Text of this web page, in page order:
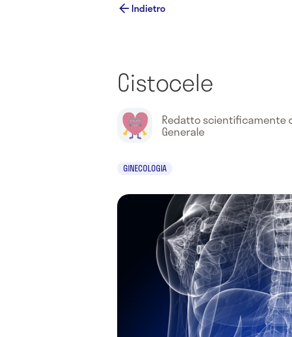
Indietro
Cistocele
Redatto scientificamente
Generale
GINECOLOGIA